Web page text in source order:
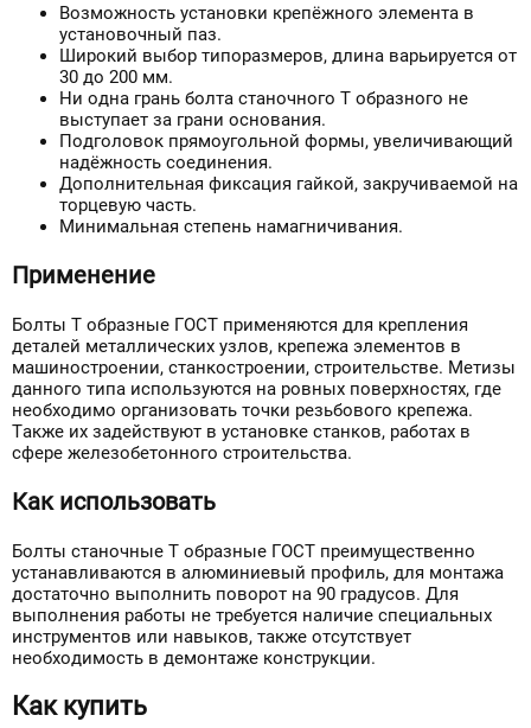
Возможность установки крепёжного элемента в
установочный паз.
Широкий выбор типоразмеров, длина варьируется от
30 до 200 мм.
Ни одна грань болта станочного Т образного не
выступает за грани основания.
Подголовок прямоугольной формы, увеличивающий
надёжность соединения.
Дополнительная фиксация гайкой, закручиваемой на
торцевую часть.
Минимальная степень намагничивания.
Применение
Болты Т образные ГОСТ применяются для крепления
деталей металлических узлов, крепежа элементов в
машиностроении, станкостроении, строительстве. Метизы
данного типа используются на ровных поверхностях, где
необходимо организовать точки резьбового крепежа.
Также их задействуют в установке станков, работах в
сфере железобетонного строительства.
Как использовать
Болты станочные Т образные ГОСТ преимущественно
устанавливаются в алюминиевый профиль, для монтажа
достаточно выполнить поворот на 90 градусов. Для
выполнения работы не требуется наличие специальных
инструментов или навыков, также отсутствует
необходимость в демонтаже конструкции.
Как купить